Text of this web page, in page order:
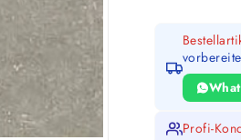
Profi-